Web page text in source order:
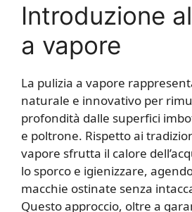
Introduzione
a vapore
La pulizia a vapore
naturale e innovativo per
profondità dalle superfici
e poltrone. Rispetto ai
vapore sfrutta il calore
lo sporco e igienizzare,
macchie ostinate senza
Questo approccio, oltre a